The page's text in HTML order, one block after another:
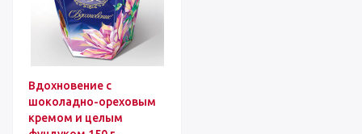
Вдохновение с
шоколадно-ореховым
кремом и целым